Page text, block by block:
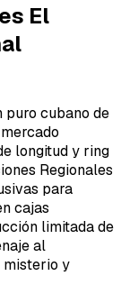
El
puro cubano de
longitud y ring
Regionales
para
cajas
limitada de
al
misterio y